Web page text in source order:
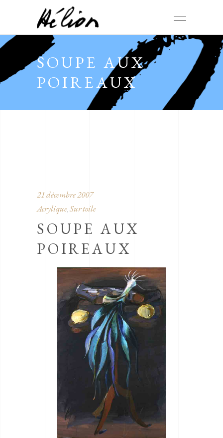
SOUPE AUX
POIREAUX
21 décembre 2007
Acrylique, Sur toile
SOUPE AUX
POIREAUX